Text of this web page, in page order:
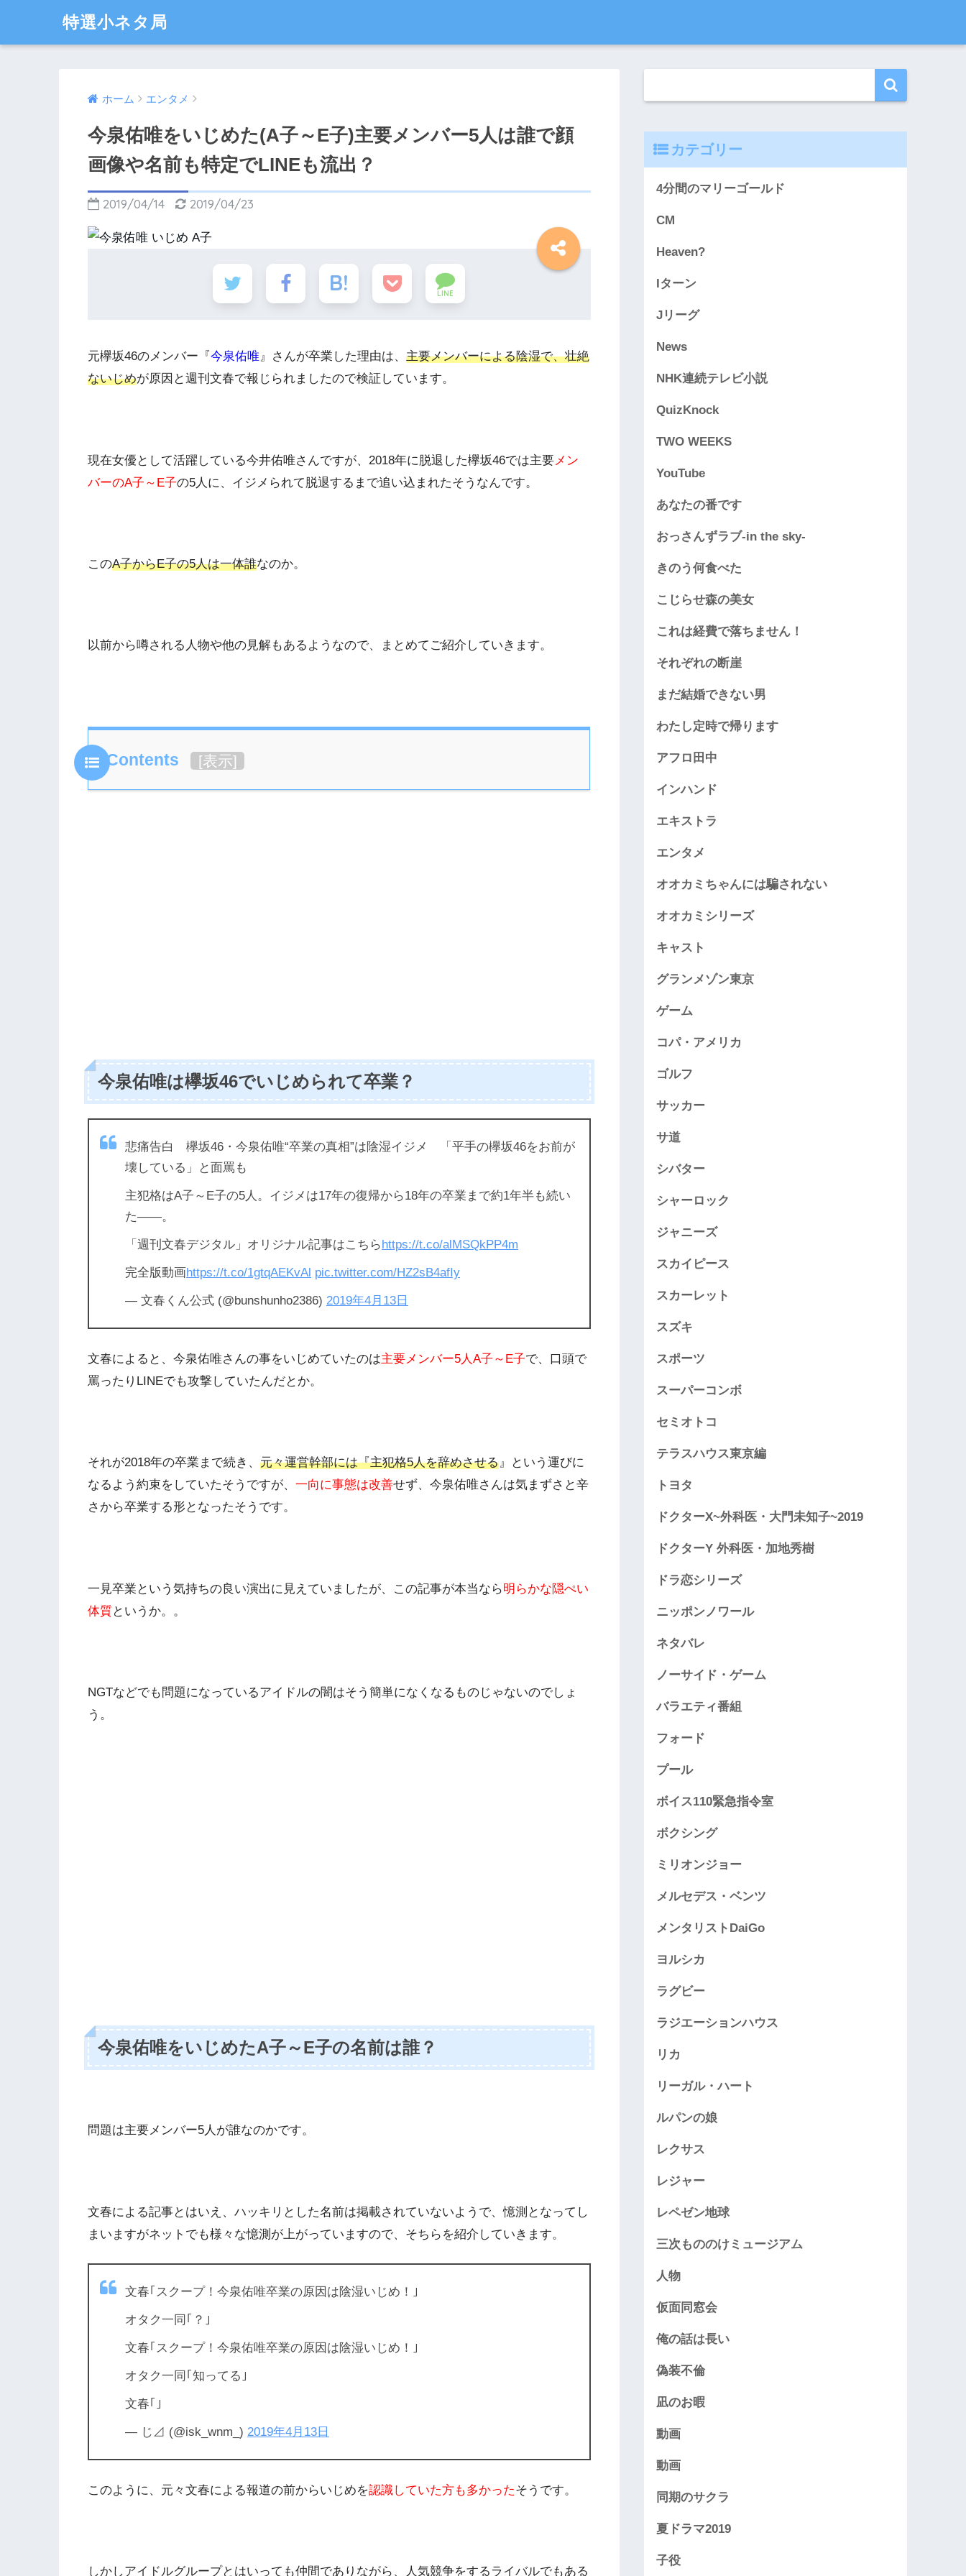
特選小ネタ局
ホーム エンタメ
今泉佑唯をいじめた(A子～E子)主要メンバー5人は誰で顔
画像や名前も特定でLINEも流出？
2019/04/14 2019/04/23
LINE
元欅坂46のメンバー『今泉佑唯』さんが卒業した理由は、 主要メンバーによる陰湿で、壮絶
ないじめが原因と週刊文春で報じられましたので検証しています。
現在女優として活躍している今井佑唯さんですが、2018年に脱退した欅坂46では主要 メン
バーのA子～E子の5人に、イジメられて脱退するまで追い込まれたそうなんです。
このA子からE子の5人は一体誰なのか。
以前から噂される人物や他の見解もあるようなので、まとめてご紹介していきます。
Contents [表示]
今泉佑唯は欅坂46でいじめられて卒業？
悲痛告白 欅坂46・今泉佑唯“卒業の真相”は陰湿イジメ 「平手の欅坂46をお前が
壊している」と面罵も
主犯格はA子～E子の5人。イジメは17年の復帰から18年の卒業まで約1年半も続い
た――。
「週刊文春デジタル」オリジナル記事はこちら https://t.co/alMSQkPP4m
完全版動画https://t.co/1gtqAEKvAl pic.twitter.com/HZ2sB4afIy
— 文春くん公式 (@bunshunho2386) 2019年4月13日
文春によると、今泉佑唯さんの事をいじめていたのは主要メンバー5人A子～E子で、口頭で
罵ったりLINEでも攻撃していたんだとか。
それが2018年の卒業まで続き、 元々運営幹部には『主犯格5人を辞めさせる』という運びに
なるよう約束をしていたそうですが、 一向に事態は改善せず、今泉佑唯さんは気まずさと辛
さから卒業する形となったそうです。
一見卒業という気持ちの良い演出に見えていましたが、この記事が本当なら明らかな隠ぺい
体質というか。。
NGTなどでも問題になっているアイドルの闇はそう簡単になくなるものじゃないのでしょ
う。
今泉佑唯をいじめたA子～E子の名前は誰？
問題は主要メンバー5人が誰なのかです。
文春による記事とはいえ、ハッキリとした名前は掲載されていないようで、憶測となってし
まいますがネットでも様々な憶測が上がっていますので、そちらを紹介していきます。
文春｢スクープ！今泉佑唯卒業の原因は陰湿いじめ！｣
オタク一同｢？｣
文春｢スクープ！今泉佑唯卒業の原因は陰湿いじめ！｣
オタク一同｢知ってる｣
文春｢｣
— じ⊿ (@isk_wnm_) 2019年4月13日
このように、元々文春による報道の前からいじめを認識していた方も多かったそうです。
しかしアイドルグループとはいっても仲間でありながら、人気競争をするライバルでもある
カテゴリー
4分間のマリーゴールド
CM
Heaven?
Iターン
Jリーグ
News
NHK連続テレビ小説
QuizKnock
TWO WEEKS
YouTube
あなたの番です
おっさんずラブ-in the sky-
きのう何食べた
こじらせ森の美女
これは経費で落ちません！
それぞれの断崖
まだ結婚できない男
わたし定時で帰ります
アフロ田中
インハンド
エキストラ
エンタメ
オオカミちゃんには騙されない
オオカミシリーズ
キャスト
グランメゾン東京
ゲーム
コパ・アメリカ
ゴルフ
サッカー
サ道
シバター
シャーロック
ジャニーズ
スカイピース
スカーレット
スズキ
スポーツ
スーパーコンボ
セミオトコ
テラスハウス東京編
トヨタ
ドクターX~外科医・大門未知子~2019
ドクターY 外科医・加地秀樹
ドラ恋シリーズ
ニッポンノワール
ネタバレ
ノーサイド・ゲーム
バラエティ番組
フォード
プール
ボイス110緊急指令室
ボクシング
ミリオンジョー
メルセデス・ベンツ
メンタリストDaiGo
ヨルシカ
ラグビー
ラジエーションハウス
リカ
リーガル・ハート
ルパンの娘
レクサス
レジャー
レペゼン地球
三次もののけミュージアム
人物
仮面同窓会
俺の話は長い
偽装不倫
凪のお暇
動画
動画
同期のサクラ
夏ドラマ2019
子役